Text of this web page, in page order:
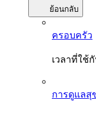
ย้อนกลับ
ครอบครัว
เวลาที่ใช้
การดูแลสุ